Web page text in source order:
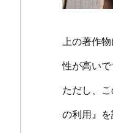
上の著作
性が高いで
ただし、
の利用』